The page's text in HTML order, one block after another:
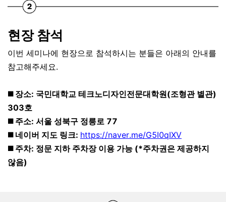
현장 참석
이번 세미나에 현장으로 참석하시는 분들은 아래의 안내를
참고해주세요.
◼️ 장소: 국민대학교 테크노디자인전문대학원(조형관 별관)
303호
◼️ 주소: 서울 성북구 정릉로 77
◼️ 네이버 지도 링크: https://naver.me/G5I0qIXV
◼️ 주차: 정문 지하 주차장 이용 가능 (*주차권은 제공하지
않음)